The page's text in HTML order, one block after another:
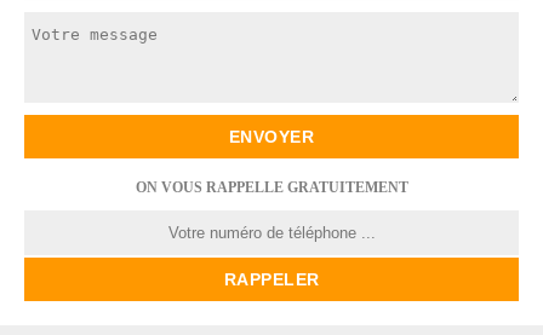
ON VOUS RAPPELLE GRATUITEMENT